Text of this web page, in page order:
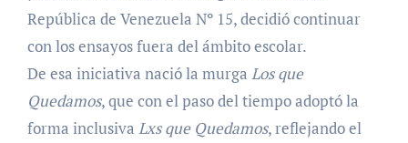
República de Venezuela Nº 15, decidió continuar
con los ensayos fuera del ámbito escolar.
De esa iniciativa nació la murga Los que
Quedamos, que con el paso del tiempo adoptó la
forma inclusiva Lxs que Quedamos, reflejando el